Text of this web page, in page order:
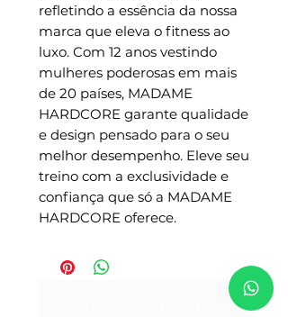
refletindo a essência da nossa
marca que eleva o fitness ao
luxo. Com 12 anos vestindo
mulheres poderosas em mais
de 20 países, MADAME
HARDCORE garante qualidade
e design pensado para o seu
melhor desempenho. Eleve seu
treino com a exclusividade e
confiança que só a MADAME
HARDCORE oferece.